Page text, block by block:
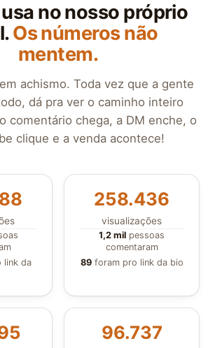
no nosso próprio
Os números não
mentem.
achismo. Toda vez que a gente
dá pra ver o caminho inteiro
comentário chega, a DM enche, o
clique e a venda acontece!
da
258.436
visualizações
1,2 mil pessoas
comentaram
89foram pro link da bio
96.737